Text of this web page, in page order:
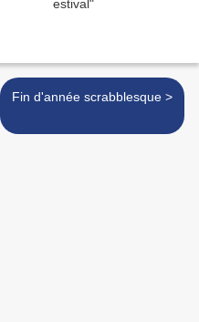
Fin d'année scrabblesque >